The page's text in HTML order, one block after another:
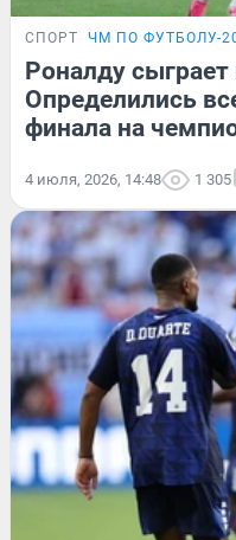
СПОРТ ЧМ ПО ФУТБОЛУ-
Роналду
Определились
финала на
4 июля, 2026, 14:48 1 305